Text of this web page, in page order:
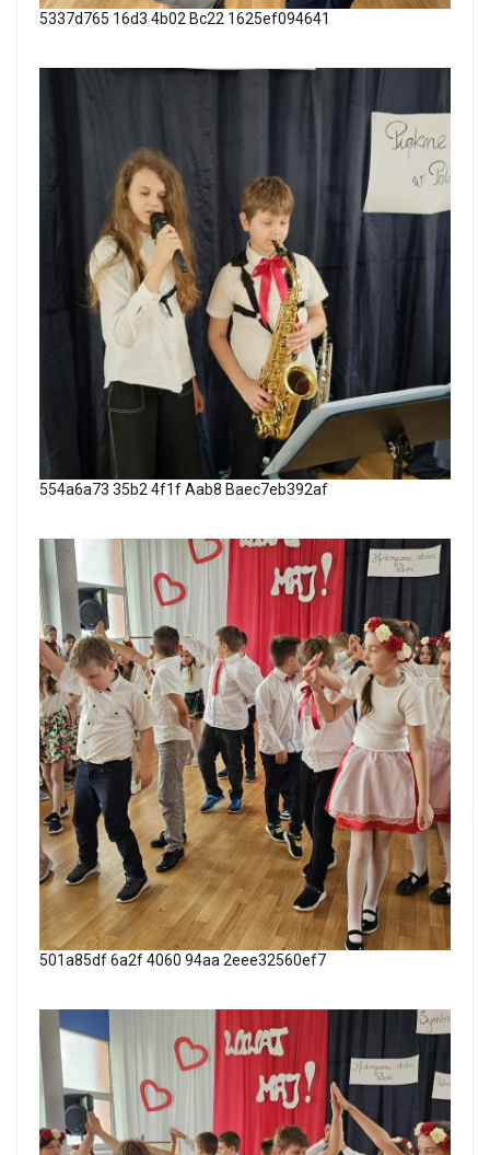
5337d765 16d3 4b02 Bc22 1625ef094641
554a6a73 35b2 4f1f Aab8 Baec7eb392af
501a85df 6a2f 4060 94aa 2eee32560ef7